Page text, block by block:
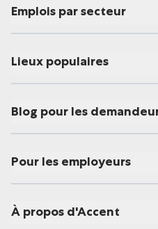
Emplois par secteur
Lieux populaires
Blog pour les
Pour les employeurs
À propos d'Accent